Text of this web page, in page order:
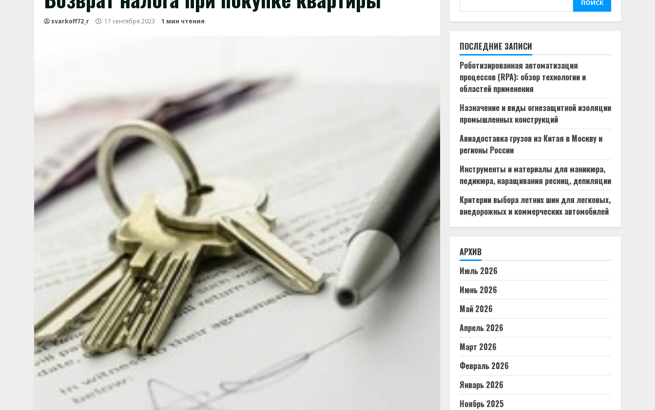
svarkoff72_r 17 сентября 2023 1 мин чтения
ПОИСК
ПОСЛЕДНИЕ ЗАПИСИ
Роботизированная автоматизация
процессов (RPA): обзор технологии и
областей применения
Назначение и виды огнезащитной изоляции
промышленных конструкций
Авиадоставка грузов из Китая в Москву и
регионы России
Инструменты и материалы для маникюра,
педикюра, наращивания ресниц, депиляции
Критерии выбора летних шин для легковых,
внедорожных и коммерческих автомобилей
АРХИВ
Июль 2026
Июнь 2026
Май 2026
Апрель 2026
Март 2026
Февраль 2026
Январь 2026
Ноябрь 2025